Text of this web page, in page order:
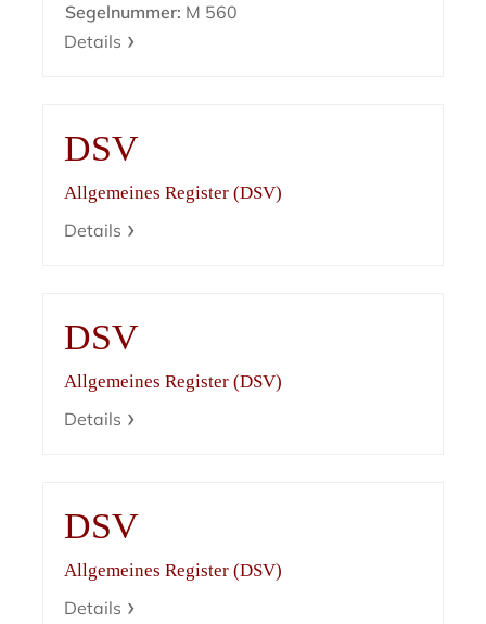
Segelnummer: M 560
Details
DSV
Allgemeines Register (DSV)
Details
DSV
Allgemeines Register (DSV)
Details
DSV
Allgemeines Register (DSV)
Details